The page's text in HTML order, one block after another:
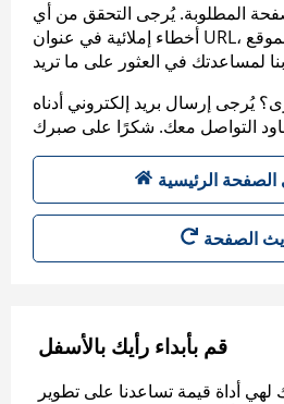
المطلوبة. يُرجى التحقق من أي
أخطاء إملائية في عنوان URL، أو عرض خريطة الموقع
يُرجى إرسال بريد إلكتروني أدناه
الصفحة الرئيسية
قم بأبداء رأيك بالأسفل
لهي أداة قيمة تساعدنا على تطوير